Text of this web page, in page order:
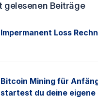
gelesenen Beiträge
Impermanent Loss
Bitcoin Mining für
startest du deine eigene